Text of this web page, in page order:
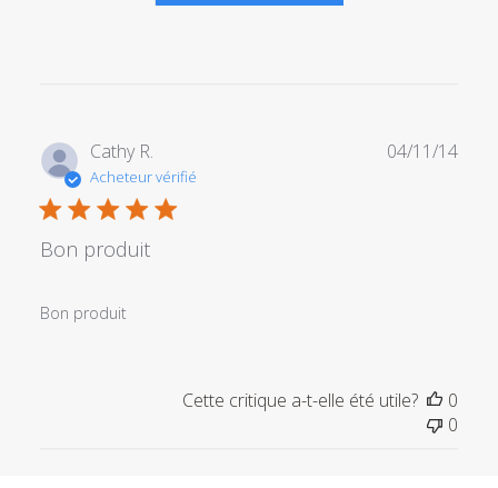
Cathy R.
Acheteur vérifié
Bon produit
Bon produit
Date
04/11/14
Cette critique a-t-elle été utile?
0
0